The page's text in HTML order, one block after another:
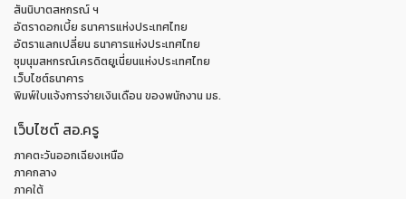
สันนิบาตสหกรณ์ ฯ
อัตราดอกเบี้ย ธนาคารแห่งประเทศไทย
อัตราแลกเปลี่ยน ธนาคารแห่งประเทศไทย
ชุมนุมสหกรณ์เครดิตยูเนี่ยนแห่งประเทศไทย
เว็บไซต์ธนาคาร
พิมพ์ใบแจ้งการจ่ายเงินเดือน ของพนักงาน มธ.
เว็บไซต์ สอ.ครู
ภาคตะวันออกเฉียงเหนือ
ภาคกลาง
ภาคใต้